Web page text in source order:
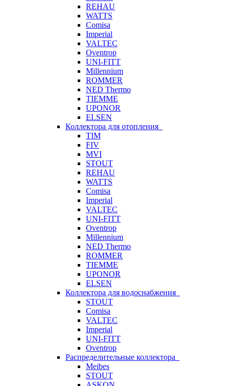
REHAU
WATTS
Comisa
Imperial
VALTEC
Oventrop
UNI-FITT
Millennium
ROMMER
NED Thermo
TIEMME
UPONOR
ELSEN
Коллектора для отопления
TIM
FIV
MVI
STOUT
REHAU
WATTS
Comisa
Imperial
VALTEC
UNI-FITT
Oventrop
Millennium
NED Thermo
ROMMER
TIEMME
UPONOR
ELSEN
Коллектора для водоснабжения
STOUT
Comisa
VALTEC
Imperial
UNI-FITT
Oventrop
Распределительные коллектора
Meibes
STOUT